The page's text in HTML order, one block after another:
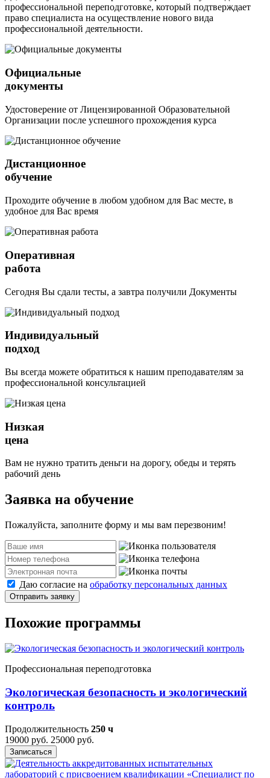
профессиональной переподготовке, который подтверждает
право специалиста на осуществление нового вида
профессиональной деятельности.
Официальные
документы
Удостоверение от Лицензированной Образовательной
Организации после успешного прохождения курса
Дистанционное
обучение
Проходите обучение в любом удобном для Вас месте, в
удобное для Вас время
Оперативная
работа
Сегодня Вы сдали тесты, а завтра получили Документы
Индивидуальный
подход
Вы всегда можете обратиться к нашим преподавателям за
профессиональной консультацией
Низкая
цена
Вам не нужно тратить деньги на дорогу, обеды и терять
рабочий день
Заявка на обучение
Пожалуйста, заполните форму и мы вам перезвоним!
Даю согласие на обработку персональных данных
Отправить заявку
Похожие программы
Профессиональная переподготовка
Экологическая безопасность и экологический
контроль
Продолжительность 250 ч
19000 руб. 25000 руб.
Записаться